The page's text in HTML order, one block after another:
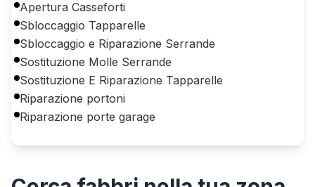
Apertura Casseforti
Sbloccaggio Tapparelle
Sbloccaggio e Riparazione Serrande
Sostituzione Molle Serrande
Sostituzione E Riparazione Tapparelle
Riparazione portoni
Riparazione porte garage